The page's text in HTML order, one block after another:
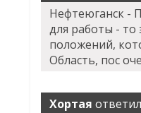
Нефтеюганск -
для работы -
положений,
Область, пос
Хортая